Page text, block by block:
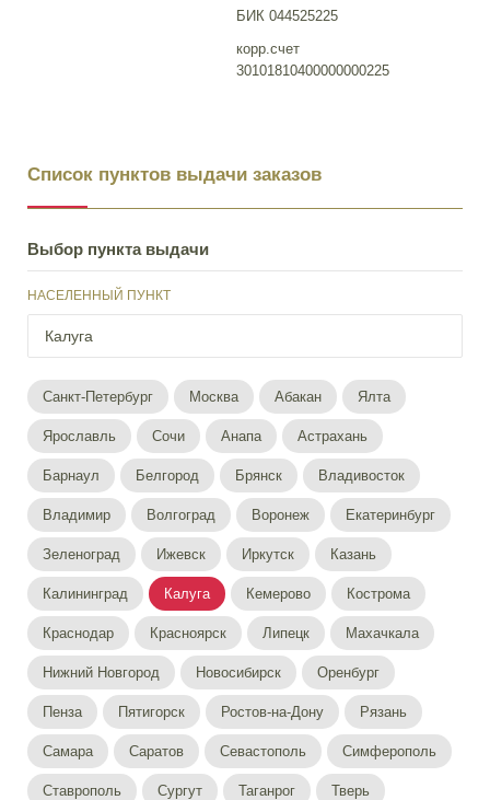
БИК 044525225
корр.счет
30101810400000000225
Список пунктов выдачи заказов
Выбор пункта выдачи
НАСЕЛЕННЫЙ ПУНКТ
Санкт-Петербург Москва Абакан Ялта
Ярославль Сочи Анапа Астрахань
Барнаул Белгород Брянск Владивосток
Владимир Волгоград Воронеж Екатеринбург
Зеленоград Ижевск Иркутск Казань
Калининград Калуга Кемерово Кострома
Краснодар Красноярск Липецк Махачкала
Нижний Новгород Новосибирск Оренбург
Пенза Пятигорск Ростов-на-Дону Рязань
Самара Саратов Севастополь Симферополь
Ставрополь Сургут Таганрог Тверь